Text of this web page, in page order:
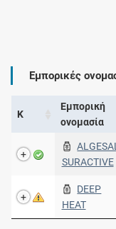
Εμπορικές
Κ
Εμπορική
ονομασία
ALGESAL
SURACTIVE
DEEP
HEAT